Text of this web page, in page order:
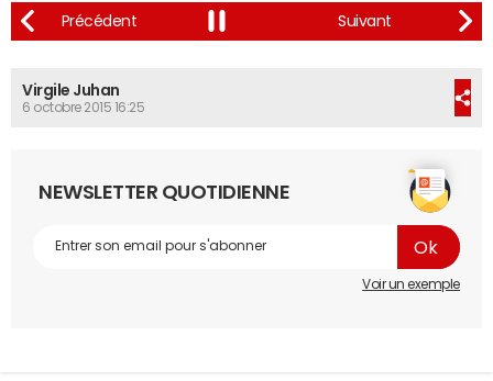
Virgile Juhan
6 octobre 2015 16:25
NEWSLETTER QUOTIDIENNE
Voir un exemple